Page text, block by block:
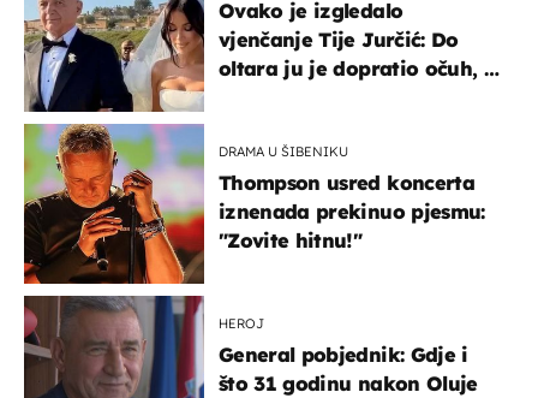
Ovako je izgledalo
vjenčanje Tije Jurčić: Do
oltara ju je dopratio očuh, a
DRAMA U ŠIBENIKU
Thompson usred koncerta
iznenada prekinuo pjesmu:
"Zovite hitnu!"
HEROJ
General pobjednik: Gdje i
što 31 godinu nakon Oluje